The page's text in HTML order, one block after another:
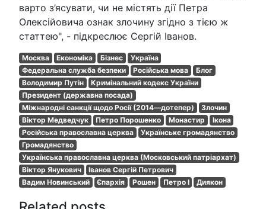
варто з’ясувати, чи не містять дії Петра
Олексійовича ознак злочину згідно з тією ж
статтею", - підкреслює Сергій Іванов.
Москва Економіка Бізнес
Україна
Федеральна служба безпеки
Російська мова
Блог
Володимир Путін
Кримінальний кодекс України
Президент (державна посада)
Міжнародні санкції щодо Росії (2014—дотепер)
Злочин
Віктор Медведчук
Петро Порошенко Монастир
Ікона
Російська православна церква
Українське громадянство
Громадянство
Українська православна церква (Московський патріархат)
Віктор Янукович
Іванов Сергій Петрович
Вадим Новинський
Єпархія Рошен Петро І Диякон